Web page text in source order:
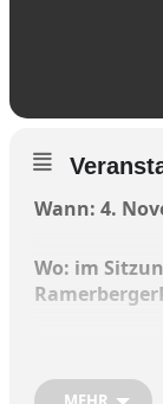
Wann: 4.
Wo: im